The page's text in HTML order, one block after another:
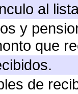
al
y
que
de